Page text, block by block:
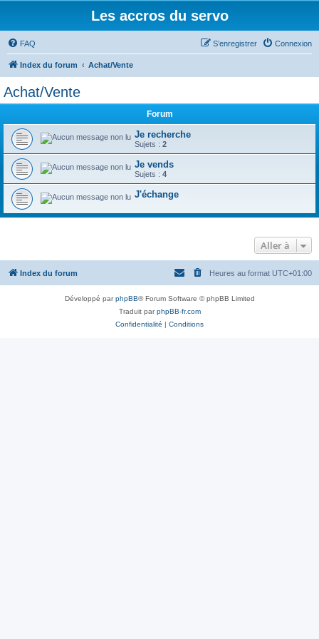
Les accros du servo
FAQ Connexion
S’enregistrer
Index du forum Achat/Vente
Achat/Vente
Forum
Je recherche
Sujets : 2
Je vends
Sujets : 4
J'échange
Aller à
Index du forum Heures au format UTC+01:00
Développé parphpBB® Forum Software © phpBB Limited
Traduit parphpBB-fr.com
Confidentialité | Conditions